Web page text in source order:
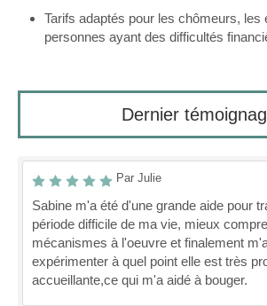
Tarifs adaptés pour les chômeurs, les
personnes ayant des difficultés
Dernier
Par Julie
Sabine m'a été d'une grande aide pour
période difficile de ma vie, mieux
mécanismes à l'oeuvre et finalement
expérimenter à quel point elle est très
accueillante,ce qui m'a aidé à bouger.